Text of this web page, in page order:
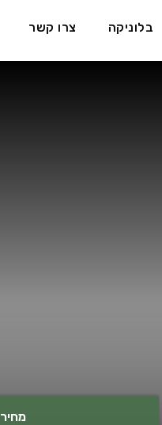
בלוניקה צרו קשר
מחיר